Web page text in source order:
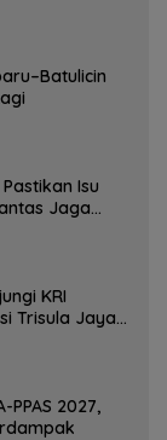
Isu
Jaga
KRI
Trisula Jaya
2027,